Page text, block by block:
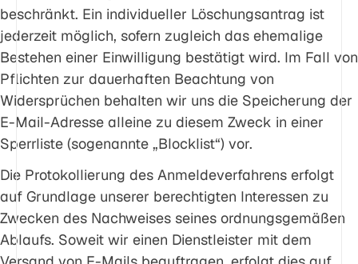
beschränkt. Ein individueller Löschungsantrag ist
jederzeit möglich, sofern zugleich das ehemalige
Bestehen einer Einwilligung bestätigt wird. Im Fall von
Pflichten zur dauerhaften Beachtung von
Widersprüchen behalten wir uns die Speicherung der
E-Mail-Adresse alleine zu diesem Zweck in einer
Sperrliste (sogenannte „Blocklist“) vor.
Die Protokollierung des Anmeldeverfahrens erfolgt
auf Grundlage unserer berechtigten Interessen zu
Zwecken des Nachweises seines ordnungsgemäßen
Ablaufs. Soweit wir einen Dienstleister mit dem